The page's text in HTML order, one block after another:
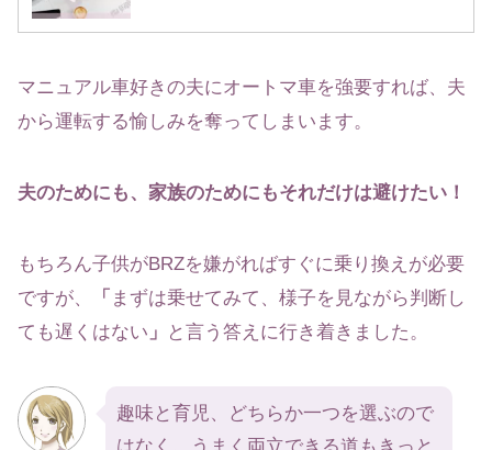
マニュアル車好きの夫にオートマ車を強要すれば、夫
から運転する愉しみを奪ってしまいます。
夫のためにも、家族のためにもそれだけは避けたい！
もちろん子供がBRZを嫌がればすぐに乗り換えが必要
ですが、
「 まずは乗せてみて、様子を見ながら判断し
ても遅くはない 」 と言う答えに行き着きました。
趣味と育児、どちらか一つを選ぶので